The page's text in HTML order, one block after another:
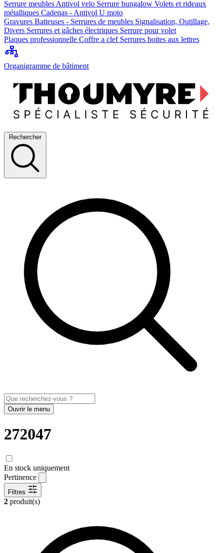
Serrure meubles Antivol velo Serrure bungalow Volets et rideaux
métalliques Cadenas - Antivol U moto
Gravures Batteuses - Serrures de meubles Signalisation, Outillage,
Divers Serrures et gâches électriques Serrure pour volet
Plaques professionnelle Coffre a clef Serrures boites aux lettres
Organigramme de bâtiment
Rechercher
Ouvrir le menu
272047
En stock uniquement
Pertinence
Filtres
2 produit(s)